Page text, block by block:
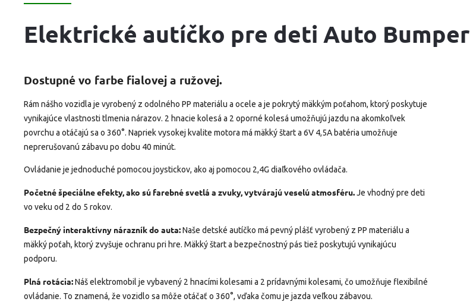
Elektrické autíčko pre deti Auto Bumper
Dostupné vo farbe fialovej a ružovej.
Rám nášho vozidla je vyrobený z odolného PP materiálu a ocele a je pokrytý mäkkým poťahom, ktorý poskytuje
vynikajúce vlastnosti tlmenia nárazov. 2 hnacie kolesá a 2 oporné kolesá umožňujú jazdu na akomkoľvek
povrchu a otáčajú sa o 360°. Napriek vysokej kvalite motora má mäkký štart a 6V 4,5A batéria umožňuje
neprerušovanú zábavu po dobu 40 minút.
Ovládanie je jednoduché pomocou joystickov, ako aj pomocou 2,4G diaľkového ovládača.
Početné špeciálne efekty, ako sú farebné svetlá a zvuky, vytvárajú veselú atmosféru.Je vhodný pre deti
vo veku od 2 do 5 rokov.
Bezpečný interaktívny nárazník do auta:Naše detské autíčko má pevný plášť vyrobený z PP materiálu a
mäkký poťah, ktorý zvyšuje ochranu pri hre. Mäkký štart a bezpečnostný pás tiež poskytujú vynikajúcu
podporu.
Plná rotácia:Náš elektromobil je vybavený 2 hnacími kolesami a 2 prídavnými kolesami, čo umožňuje flexibilné
ovládanie. To znamená, že vozidlo sa môže otáčať o 360°, vďaka čomu je jazda veľkou zábavou.